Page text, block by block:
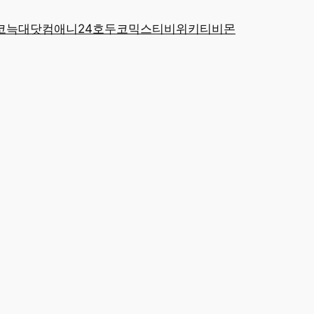
늑대닷컴애니24호두코믹스티비위키 티비몬